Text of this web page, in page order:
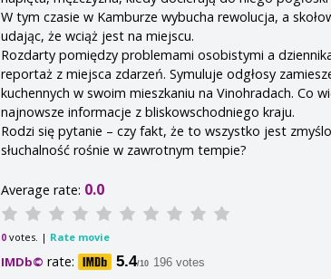
W tym czasie w Kamburze wybucha rewolucja, a
udając, że wciąż jest na miejscu.
Rozdarty pomiędzy problemami osobistymi a
reportaż z miejsca zdarzeń. Symuluje odgłosy
kuchennych w swoim mieszkaniu na Vinohradach. Co
najnowsze informacje z bliskowschodniego kraju.
Rodzi się pytanie – czy fakt, że to wszystko jest
słuchalność rośnie w zawrotnym tempie?
Average rate: 0.0
0votes. | Rate movie
IMDb© rate: 5.4/10 196 votes